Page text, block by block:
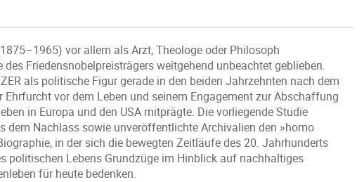
vor allem als Arzt, Theologe oder Philosoph
Friedensnobelpreisträgers weitgehend unbeachtet geblieben.
als politische Figur gerade in den beiden Jahrzehnten nach dem
vor dem Leben und seinem Engagement zur Abschaffung
in Europa und den USA mitprägte. Die vorliegende Studie
dem Nachlass sowie unveröffentlichte Archivalien den »homo
in der sich die bewegten Zeitläufe des 20. Jahrhunderts
politischen Lebens Grundzüge im Hinblick auf nachhaltiges
für heute bedenken.